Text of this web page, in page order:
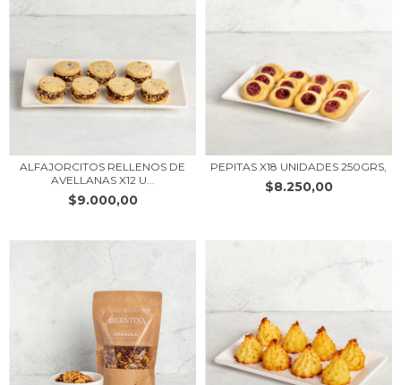
ALFAJORCITOS RELLENOS DE
AVELLANAS X12 U...
$9.000,00
PEPITAS X18 UNIDADES 250GRS,
$8.250,00